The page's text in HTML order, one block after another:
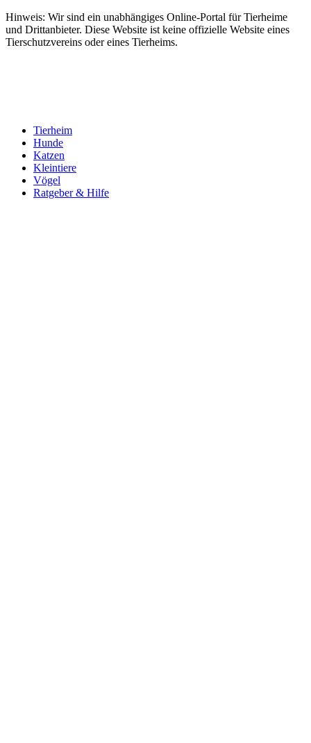
Hinweis: Wir sind ein unabhängiges Online-Portal für Tierheime
und Drittanbieter. Diese Website ist keine offizielle Website eines
Tierschutzvereins oder eines Tierheims.
Tierheim
Hunde
Katzen
Kleintiere
Vögel
Ratgeber & Hilfe